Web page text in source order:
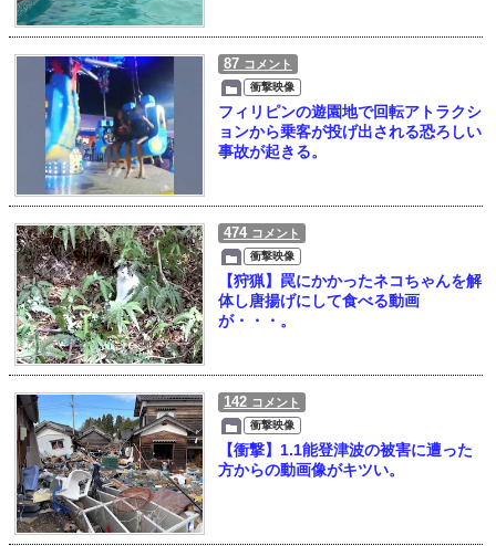
87 コメント
衝撃映像
フィリピンの遊園地で回転アトラクシ
ョンから乗客が投げ出される恐ろしい
事故が起きる。
474 コメント
衝撃映像
【狩猟】罠にかかったネコちゃんを解
体し唐揚げにして食べる動画
が・・・。
142 コメント
衝撃映像
【衝撃】1.1能登津波の被害に遭った
方からの動画像がキツい。